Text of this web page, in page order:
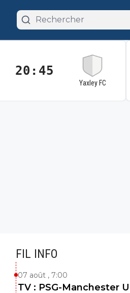
20:45
Yaxley FC
FIL INFO
07 août , 7:00
TV : PSG-Manchester